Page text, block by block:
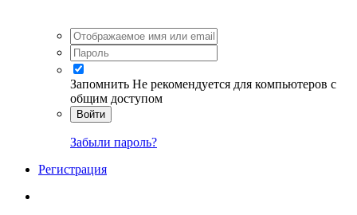
Запомнить Не рекомендуется для компьютеров с
общим доступом
Войти
Забыли пароль?
Регистрация